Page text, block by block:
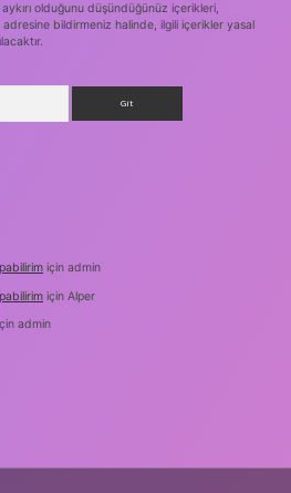
olduğunu düşündüğünüz içerikleri,
adresine bildirmeniz halinde, ilgili içerikler yasal
için admin
için Alper
admin